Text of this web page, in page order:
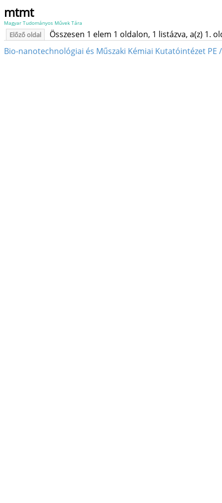
mtmt
Magyar Tudományos Művek Tára
Előző oldal
Összesen 1 elem 1 oldalon, 1 listázva, a(z) 1.
Bio-nanotechnológiai és Műszaki Kémiai Kutatóintézet PE